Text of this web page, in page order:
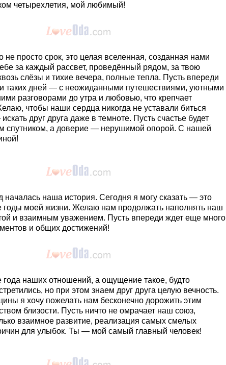
четырехлетия, мой любимый!
не просто срок, это целая вселенная, созданная нами
за каждый рассвет, проведённый рядом, за твою
слёзы и тихие вечера, полные тепла. Пусть впереди
таких дней — с неожиданными путешествиями, уютными
разговорами до утра и любовью, что крепчает
чтобы наши сердца никогда не уставали биться
друг друга даже в темноте. Пусть счастье будет
спутником, а доверие — нерушимой опорой. С нашей
началась наша история. Сегодня я могу сказать — это
годы моей жизни. Желаю нам продолжать наполнять наш
и взаимным уважением. Пусть впереди ждет еще много
и общих достижений!
года наших отношений, а ощущение такое, будто
но при этом знаем друг друга целую вечность.
я хочу пожелать нам бесконечно дорожить этим
близости. Пусть ничто не омрачает наш союз,
взаимное развитие, реализация самых смелых
для улыбок. Ты — мой самый главный человек!